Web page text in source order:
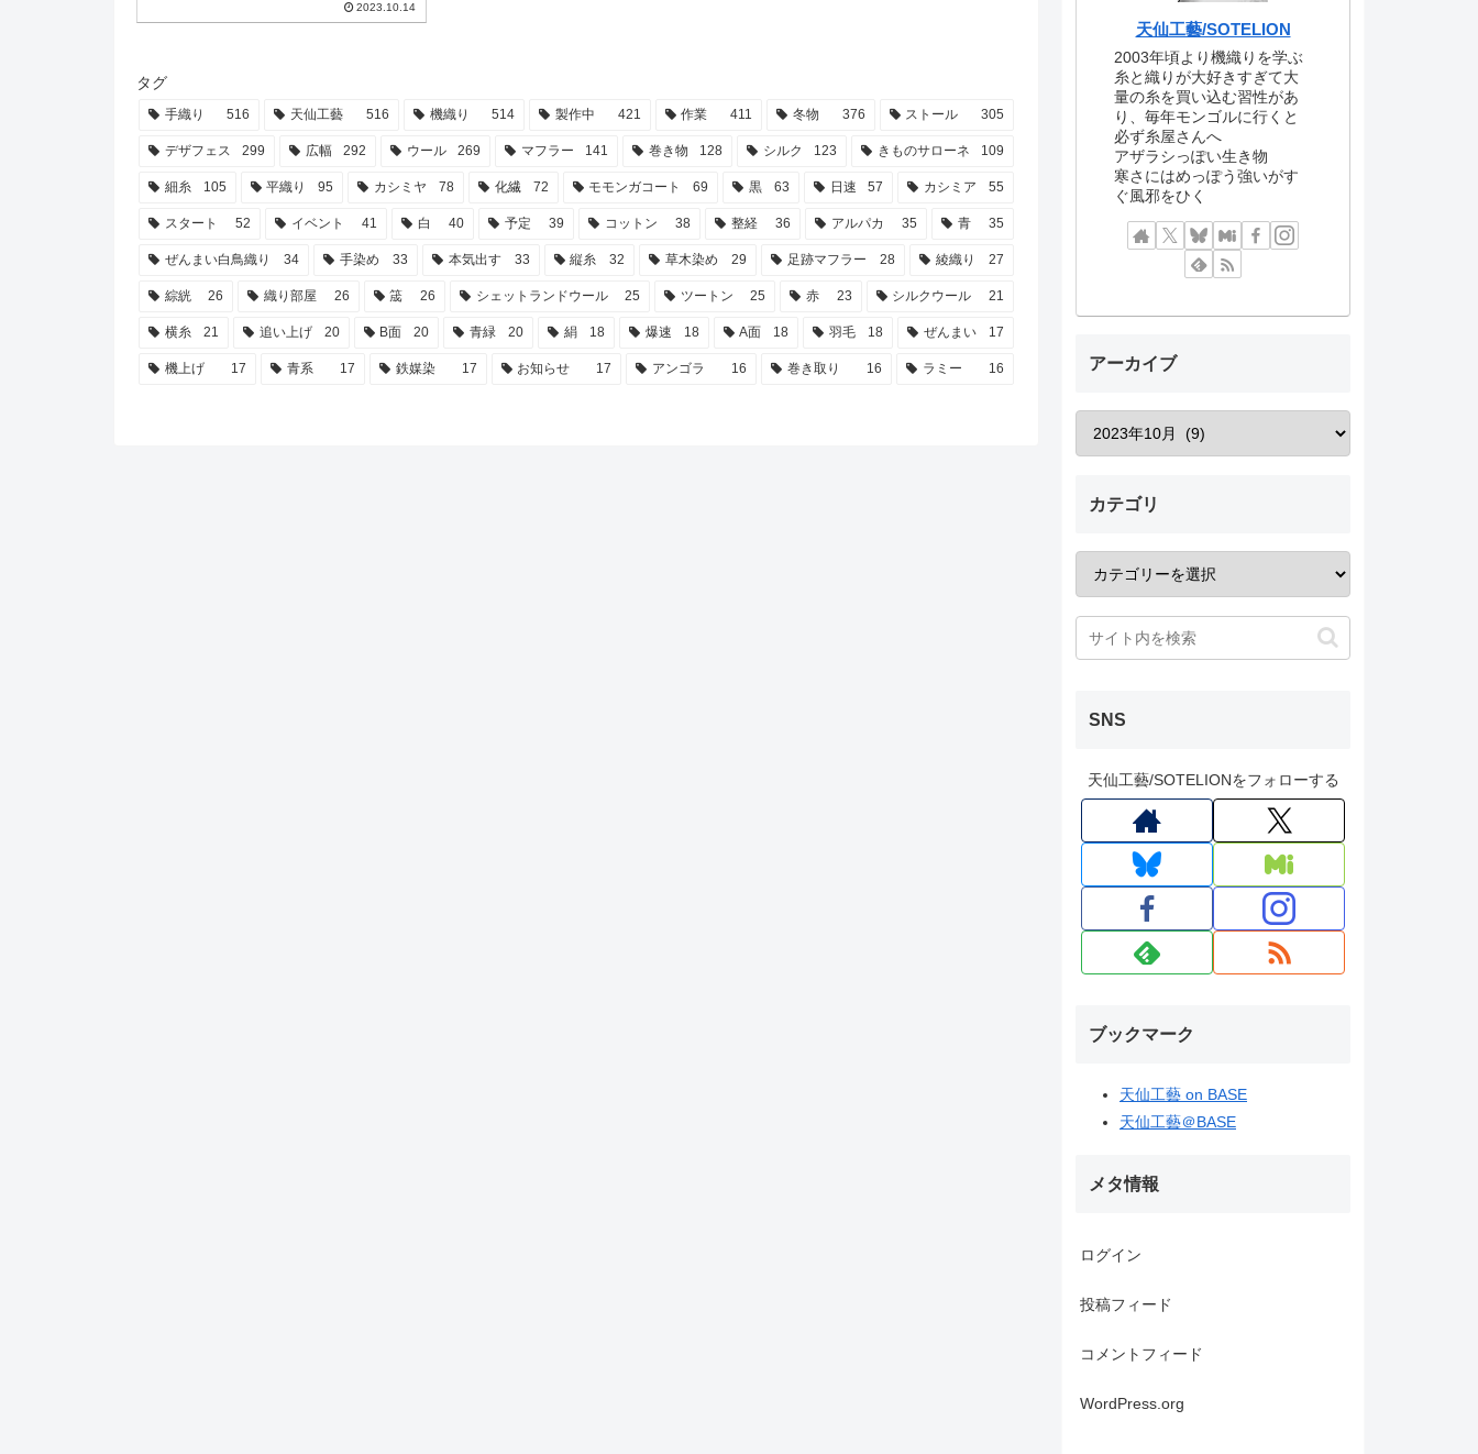
アイロンが終わる…かな？とりあえず一斉にアイ
イカマフラー5本とモモンガコートだけスイカは
種...
2023.10.14
タグ
手織り 516 天仙工藝 516 機織り 514 製作中 421 作業 411 冬物 376 ストール 305
デザフェス 299 広幅 292 ウール 269 マフラー 141 巻き物 128 シルク 123 きものサローネ 109
細糸 105 平織り 95 カシミヤ 78 化繊 72 モモンガコート 69 黒 63 日速 57 カシミア 55
スタート 52 イベント 41 白 40 予定 39 コットン 38 整経 36 アルパカ 35 青 35
ぜんまい白鳥織り 34 手染め 33 本気出す 33 縦糸 32 草木染め 29 足跡マフラー 28 綾織り 27
綜絖 26 織り部屋 26 筬 26 シェットランドウール 25 ツートン 25 赤 23 シルクウール 21
横糸 21 追い上げ 20 B面 20 青緑 20 絹 18 爆速 18 A面 18 羽毛 18 ぜんまい 17
機上げ 17 青系 17 鉄媒染 17 お知らせ 17 アンゴラ 16 巻き取り 16 ラミー 16
天仙工藝/SOTELION
2003年頃より機織りを学ぶ
糸と織りが大好きすぎて大
量の糸を買い込む習性があ
り、毎年モンゴルに行くと
必ず糸屋さんへ
アザラシっぽい生き物
寒さにはめっぽう強いがす
ぐ風邪をひく
アーカイブ
カテゴリ
SNS
天仙工藝/SOTELIONをフォローする
ブックマーク
天仙工藝 on BASE
天仙工藝＠BASE
メタ情報
ログイン
投稿フィード
コメントフィード
WordPress.org